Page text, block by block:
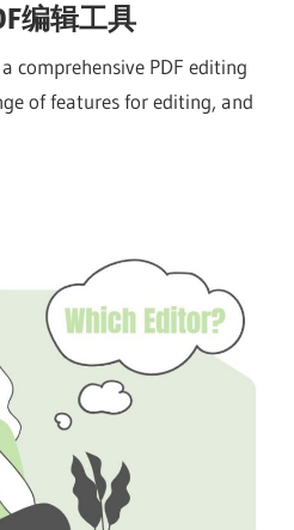
编辑工具
comprehensive PDF editing
of features for editing, and